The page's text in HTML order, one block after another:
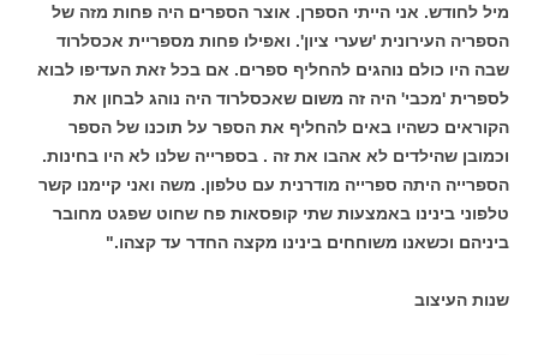
מיל לחודש. אני הייתי הספרן. אוצר הספרים היה פחות מזה של
הספריה העירונית 'שערי ציון'. ואפילו פחות מספריית אכסלרוד
שבה היו כולם נוהגים להחליף ספרים. אם בכל זאת העדיפו לבוא
לספרית 'מכבי' היה זה משום שאכסלרוד היה נוהג לבחון את
הקוראים כשהיו באים להחליף את הספר על תוכנו של הספר
וכמובן שהילדים לא אהבו את זה . בספרייה שלנו לא היו בחינות.
הספרייה היתה ספרייה מודרנית עם טלפון. משה ואני קיימנו קשר
טלפוני בינינו באמצעות שתי קופסאות פח שחוט שפגט מחובר
ביניהם וכשאנו משוחחים בינינו מקצה החדר עד קצהו."
שנות העיצוב